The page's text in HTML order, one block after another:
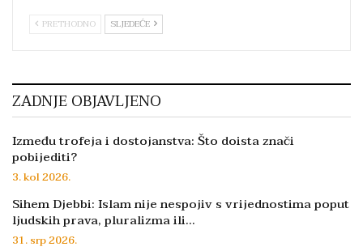
PRETHODNO SLJEDEĆE
ZADNJE OBJAVLJENO
Između trofeja i dostojanstva: Što doista znači
pobijediti?
3. kol 2026.
Sihem Djebbi: Islam nije nespojiv s vrijednostima poput
ljudskih prava, pluralizma ili…
31. srp 2026.